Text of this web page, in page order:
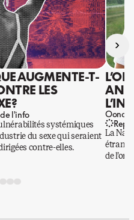
AUGMENTE-T-
LES
l'info
systémiques
du sexe qui seraient
contre-elles.
Oona
La
de l’or.
›